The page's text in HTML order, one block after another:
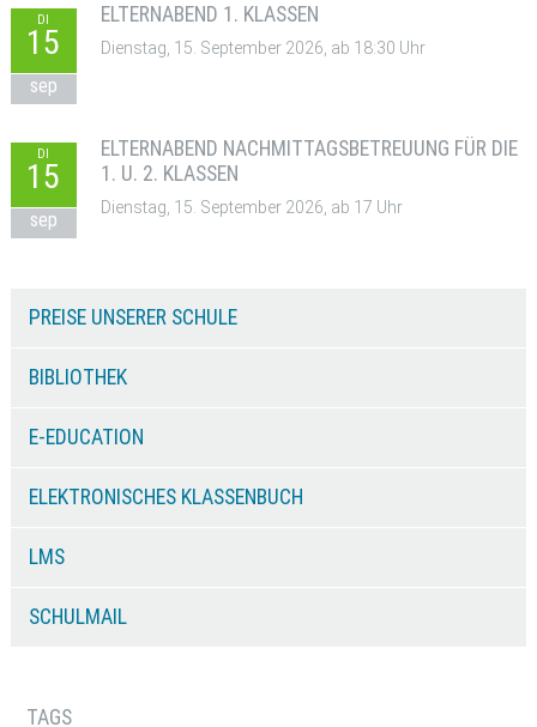
DI
15
sep
ELTERNABEND 1. KLASSEN
Dienstag, 15. September 2026, ab 18:30 Uhr
DI
15
sep
ELTERNABEND NACHMITTAGSBETREUUNG FÜR DIE
1. U. 2. KLASSEN
Dienstag, 15. September 2026, ab 17 Uhr
PREISE UNSERER SCHULE
BIBLIOTHEK
E-EDUCATION
ELEKTRONISCHES KLASSENBUCH
LMS
SCHULMAIL
TAGS